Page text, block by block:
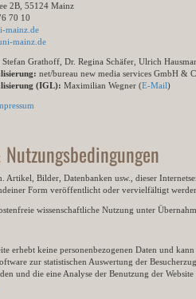
2B, 55124 Mainz
70 10
mainz.de
mainz.de
Stefan Grathoff, Dr. Regina Schäfer, Ulrich
net/bureau new media services GmbH &
(IGL): Maximilian Wegner (E-Mail)
Artikel, Bilder, Datenbanken usw., dieser
Form veröffentlicht oder vervielfältigt
wissenschaftliche Nutzung unter
erhebt keine personenbezogenen Daten und
zur statistischen Auswertung der
und die eine Analyse der Benutzung der